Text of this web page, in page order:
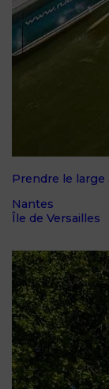
Prendre le large
Nantes
Île de Versailles